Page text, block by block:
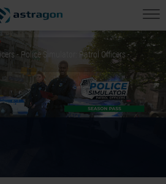
- Police Simulator: Patrol Officers -